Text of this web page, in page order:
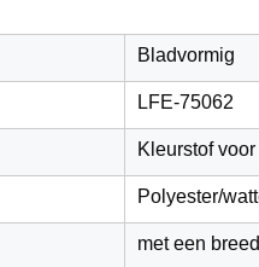
Bladvormig
LFE-75062
Kleurstof
Polyester/
met een